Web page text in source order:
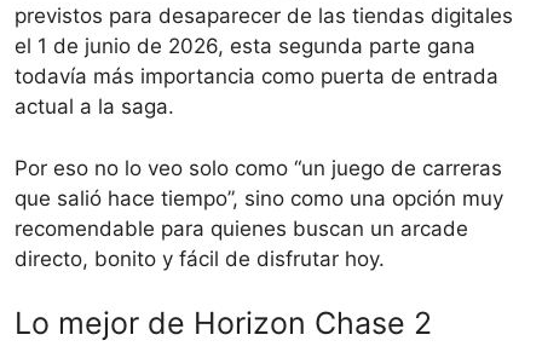
previstos para desaparecer de las tiendas digitales
el 1 de junio de 2026, esta segunda parte gana
todavía más importancia como puerta de entrada
actual a la saga.
Por eso no lo veo solo como “un juego de carreras
que salió hace tiempo”, sino como una opción muy
recomendable para quienes buscan un arcade
directo, bonito y fácil de disfrutar hoy.
Lo mejor de Horizon Chase 2